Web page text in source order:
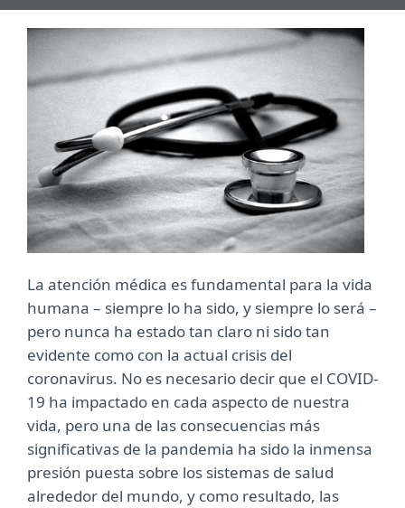
La atención médica es fundamental para la vida
humana – siempre lo ha sido, y siempre lo será –
pero nunca ha estado tan claro ni sido tan
evidente como con la actual crisis del
coronavirus. No es necesario decir que el COVID-
19 ha impactado en cada aspecto de nuestra
vida, pero una de las consecuencias más
significativas de la pandemia ha sido la inmensa
presión puesta sobre los sistemas de salud
alrededor del mundo, y como resultado, las